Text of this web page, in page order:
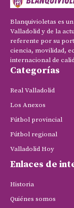
Blanquivioletas es
Valladolid y de la
referente por su
ciencia, movilidad,
internacional de
Categorías
Real Valladolid
Los Anexos
Fútbol provincial
Fútbol regional
Valladolid Hoy
Enlaces de
Historia
Quiénes somos